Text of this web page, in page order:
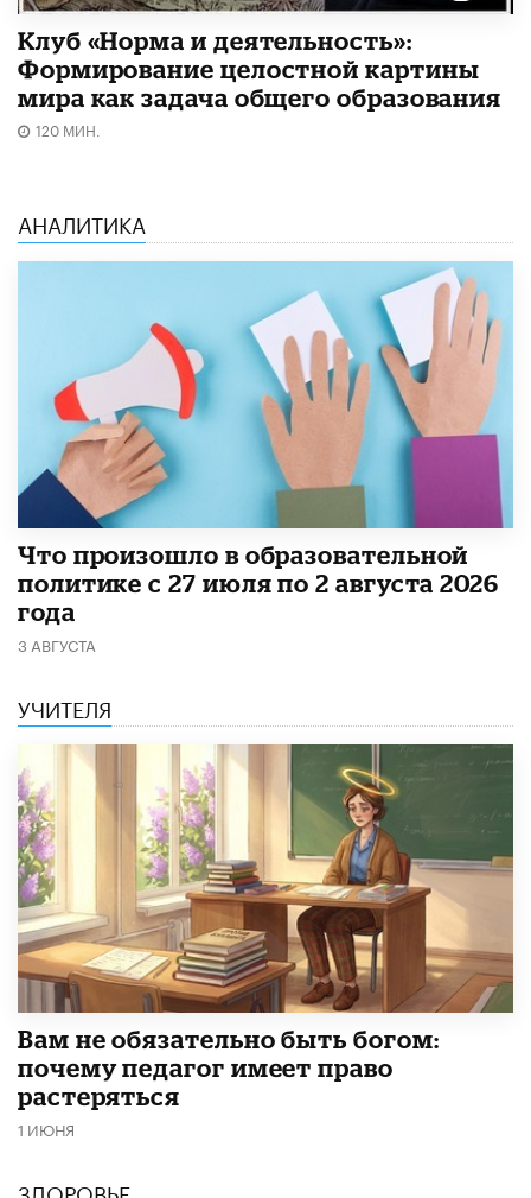
Клуб «Норма и деятельность»:
Формирование целостной картины
мира как задача общего образования
120 МИН.
АНАЛИТИКА
​Что произошло в образовательной
политике с 27 июля по 2 августа 2026
года
3 АВГУСТА
УЧИТЕЛЯ
​Вам не обязательно быть богом:
почему педагог имеет право
растеряться
1 ИЮНЯ
ЗДОРОВЬЕ